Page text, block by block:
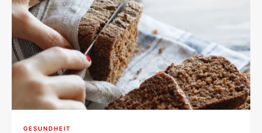
GESUNDHEIT